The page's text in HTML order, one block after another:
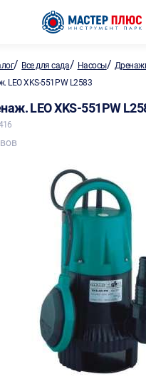
/ Все для сада/ Насосы/
LEO XKS-551PW L2583
LEO XKS-551PW